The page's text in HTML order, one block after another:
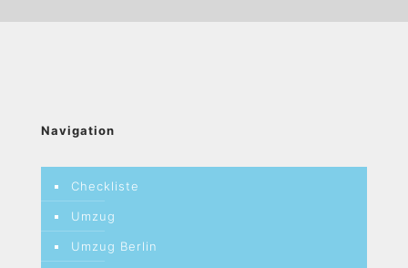
Navigation
Checkliste
Umzug
Umzug Berlin